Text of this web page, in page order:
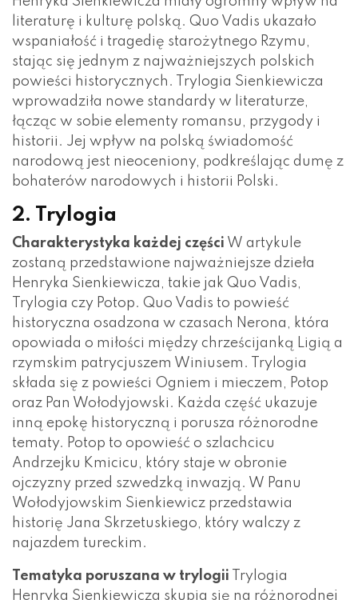
literaturę i kulturę polską. Quo Vadis ukazało
wspaniałość i tragedię starożytnego Rzymu,
stając się jednym z najważniejszych polskich
powieści historycznych. Trylogia Sienkiewicza
wprowadziła nowe standardy w literaturze,
łącząc w sobie elementy romansu, przygody i
historii. Jej wpływ na polską świadomość
narodową jest nieoceniony, podkreślając dumę z
bohaterów narodowych i historii Polski.
2. Trylogia
Charakterystyka każdej części W artykule
zostaną przedstawione najważniejsze dzieła
Henryka Sienkiewicza, takie jak Quo Vadis,
Trylogia czy Potop. Quo Vadis to powieść
historyczna osadzona w czasach Nerona, która
opowiada o miłości między chrześcijanką Ligią a
rzymskim patrycjuszem Winiusem. Trylogia
składa się z powieści Ogniem i mieczem, Potop
oraz Pan Wołodyjowski. Każda część ukazuje
inną epokę historyczną i porusza różnorodne
tematy. Potop to opowieść o szlachcicu
Andrzejku Kmicicu, który staje w obronie
ojczyzny przed szwedzką inwazją. W Panu
Wołodyjowskim Sienkiewicz przedstawia
historię Jana Skrzetuskiego, który walczy z
najazdem tureckim.
Tematyka poruszana w trylogii Trylogia
Henryka Sienkiewicza skupia się na różnorodnej